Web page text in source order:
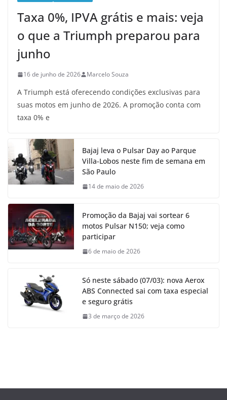
Taxa 0%, IPVA grátis e mais: veja
o que a Triumph preparou para
junho
16 de junho de 2026 Marcelo Souza
A Triumph está oferecendo condições exclusivas para
suas motos em junho de 2026. A promoção conta com
taxa 0% e
Bajaj leva o Pulsar Day ao Parque
Villa-Lobos neste fim de semana em
São Paulo
14 de maio de 2026
Promoção da Bajaj vai sortear 6
motos Pulsar N150; veja como
participar
6 de maio de 2026
Só neste sábado (07/03): nova Aerox
ABS Connected sai com taxa especial
e seguro grátis
3 de março de 2026